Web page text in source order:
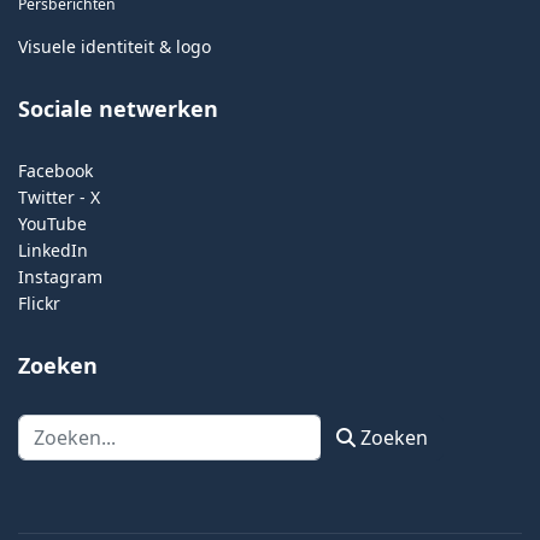
Persberichten
Visuele identiteit & logo
Sociale netwerken
Facebook
Twitter - X
YouTube
LinkedIn
Instagram
Flickr
Zoeken
Zoeken Zoeken